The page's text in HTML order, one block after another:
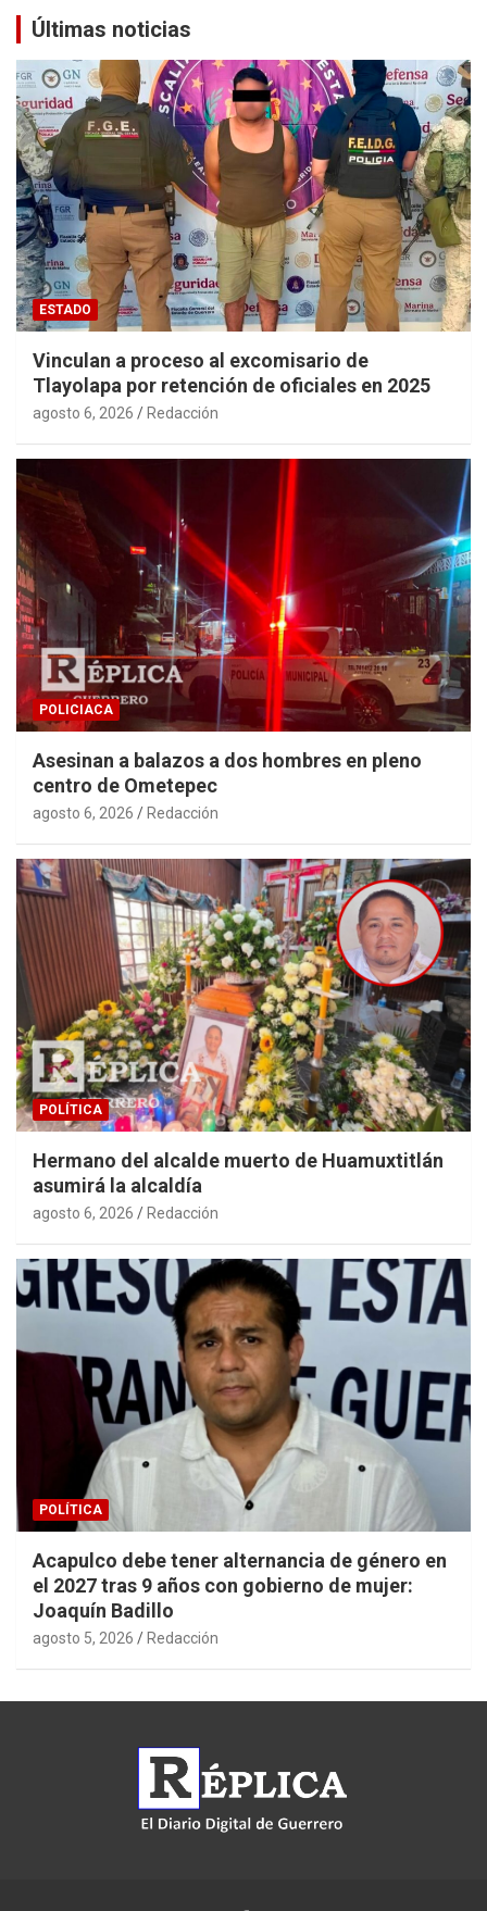
Últimas noticias
ESTADO
Vinculan a proceso al excomisario de
Tlayolapa por retención de oficiales en 2025
agosto 6, 2026 Redacción
POLICIACA
Asesinan a balazos a dos hombres en pleno
centro de Ometepec
agosto 6, 2026 Redacción
POLÍTICA
Hermano del alcalde muerto de Huamuxtitlán
asumirá la alcaldía
agosto 6, 2026 Redacción
POLÍTICA
Acapulco debe tener alternancia de género en
el 2027 tras 9 años con gobierno de mujer:
Joaquín Badillo
agosto 5, 2026 Redacción